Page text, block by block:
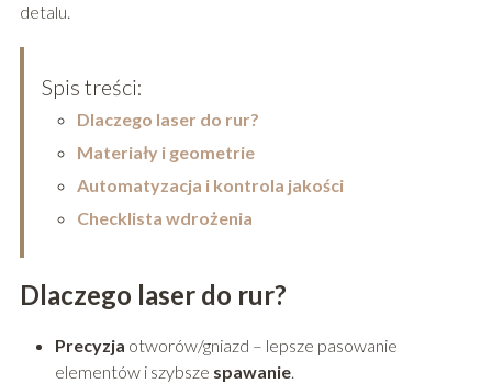
detalu.
Spis treści:
Dlaczego laser do rur?
Materiały i geometrie
Automatyzacja i kontrola jakości
Checklista wdrożenia
Dlaczego laser do rur?
Precyzja otworów/gniazd – lepsze pasowanie
elementów i szybsze spawanie.